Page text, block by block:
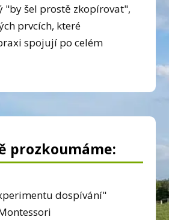
"by šel prostě zkopírovat",
prvcích, které
spojují po celém
prozkoumáme:
dospívání"